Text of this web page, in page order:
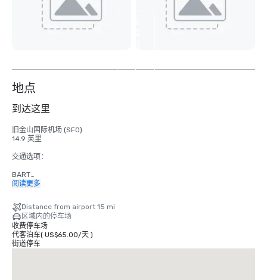
4
地点
到达这里
旧金山国际机场 (SFO)
14.9 英里
交通选项：
BART
成人
有轨电车
时间：周一至周五-凌晨 4 点至午夜，周六-早上 6 点至午夜，周日-上午 8 点
至午夜。
免费
阅读更多
Distance from airport 15 mi
区域内的停车场
收费停车场
代客泊车( US$65.00/天)
街道停车